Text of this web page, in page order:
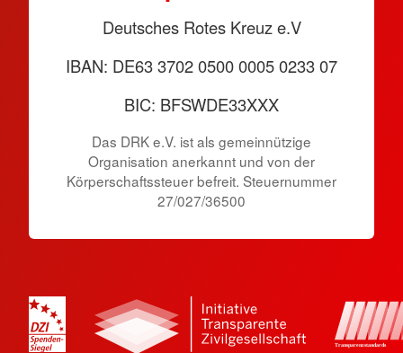
Deutsches Rotes Kreuz e.V
IBAN: DE63 3702 0500 0005 0233 07
BIC: BFSWDE33XXX
Das DRK e.V. ist als gemeinnützige
Organisation anerkannt und von der
Körperschaftssteuer befreit. Steuernummer
27/027/36500